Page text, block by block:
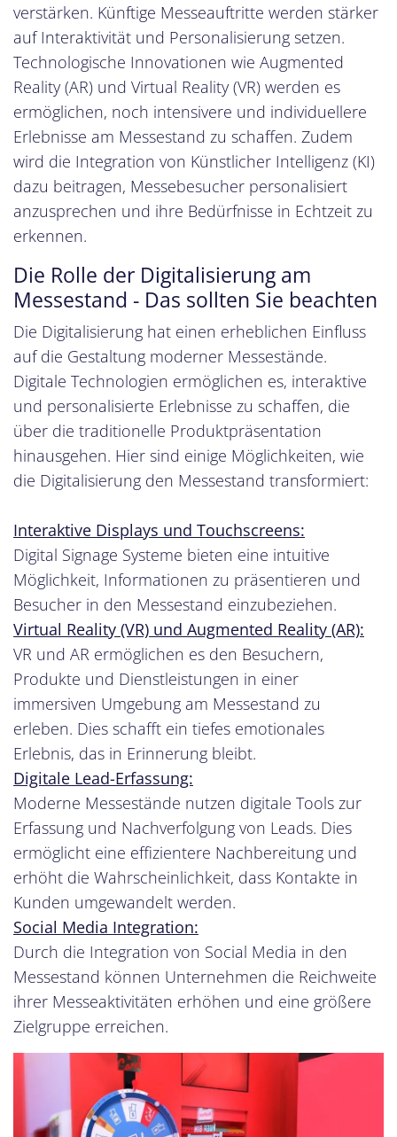
verstärken. Künftige Messeauftritte werden stärker
auf Interaktivität und Personalisierung setzen.
Technologische Innovationen wie Augmented
Reality (AR) und Virtual Reality (VR) werden es
ermöglichen, noch intensivere und individuellere
Erlebnisse am Messestand zu schaffen. Zudem
wird die Integration von Künstlicher Intelligenz (KI)
dazu beitragen, Messebesucher personalisiert
anzusprechen und ihre Bedürfnisse in Echtzeit zu
erkennen.
Die Rolle der Digitalisierung am
Messestand - Das sollten Sie beachten
Die Digitalisierung hat einen erheblichen Einfluss
auf die Gestaltung moderner Messestände.
Digitale Technologien ermöglichen es, interaktive
und personalisierte Erlebnisse zu schaffen, die
über die traditionelle Produktpräsentation
hinausgehen. Hier sind einige Möglichkeiten, wie
die Digitalisierung den Messestand transformiert:
Interaktive Displays und Touchscreens:
Digital Signage Systeme bieten eine intuitive
Möglichkeit, Informationen zu präsentieren und
Besucher in den Messestand einzubeziehen.
Virtual Reality (VR) und Augmented Reality (AR):
VR und AR ermöglichen es den Besuchern,
Produkte und Dienstleistungen in einer
immersiven Umgebung am Messestand zu
erleben. Dies schafft ein tiefes emotionales
Erlebnis, das in Erinnerung bleibt.
Digitale Lead-Erfassung:
Moderne Messestände nutzen digitale Tools zur
Erfassung und Nachverfolgung von Leads. Dies
ermöglicht eine effizientere Nachbereitung und
erhöht die Wahrscheinlichkeit, dass Kontakte in
Kunden umgewandelt werden.
Social Media Integration:
Durch die Integration von Social Media in den
Messestand können Unternehmen die Reichweite
ihrer Messeaktivitäten erhöhen und eine größere
Zielgruppe erreichen.